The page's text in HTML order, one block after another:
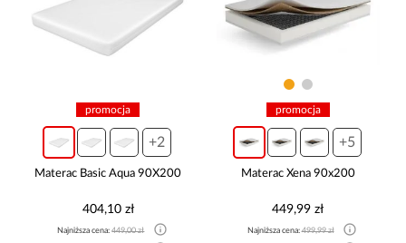
promocja
+2
Materac Basic Aqua 90X200
404,10 zł
Najniższa cena:449,00 zł
promocja
+5
Materac Xena 90x200
449,99 zł
Najniższa cena:499,99 zł